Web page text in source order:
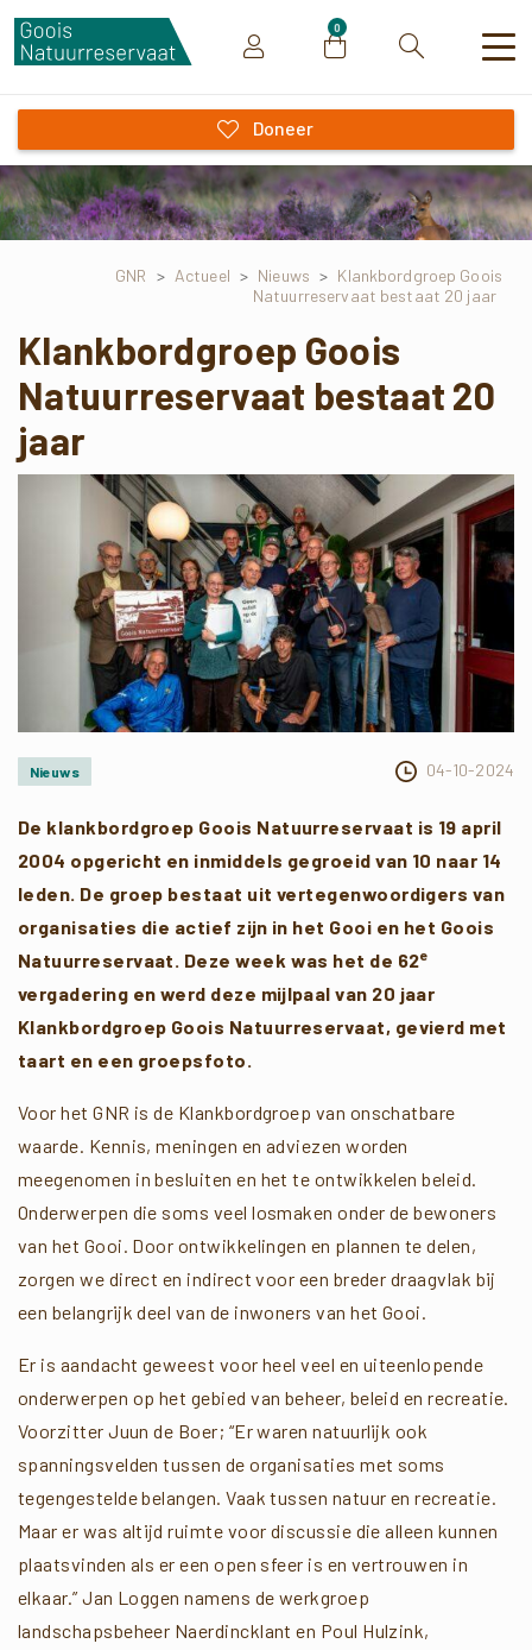
0
Zoeken
Doneer
GNR > Actueel > Nieuws > Klankbordgroep Goois
Natuurreservaat bestaat 20 jaar
Klankbordgroep Goois
Natuurreservaat bestaat 20
jaar
Nieuws 04-10-2024
De klankbordgroep Goois Natuurreservaat is 19 april
2004 opgericht en inmiddels gegroeid van 10 naar 14
leden. De groep bestaat uit vertegenwoordigers van
organisaties die actief zijn in het Gooi en het Goois
Natuurreservaat. Deze week was het de 62e
vergadering en werd deze mijlpaal van 20 jaar
Klankbordgroep Goois Natuurreservaat, gevierd met
taart en een groepsfoto.
Voor het GNR is de Klankbordgroep van onschatbare
waarde. Kennis, meningen en adviezen worden
meegenomen in besluiten en het te ontwikkelen beleid.
Onderwerpen die soms veel losmaken onder de bewoners
van het Gooi. Door ontwikkelingen en plannen te delen,
zorgen we direct en indirect voor een breder draagvlak bij
een belangrijk deel van de inwoners van het Gooi.
Er is aandacht geweest voor heel veel en uiteenlopende
onderwerpen op het gebied van beheer, beleid en recreatie.
Voorzitter Juun de Boer; “Er waren natuurlijk ook
spanningsvelden tussen de organisaties met soms
tegengestelde belangen. Vaak tussen natuur en recreatie.
Maar er was altijd ruimte voor discussie die alleen kunnen
plaatsvinden als er een open sfeer is en vertrouwen in
elkaar.” Jan Loggen namens de werkgroep
landschapsbeheer Naerdincklant en Poul Hulzink,